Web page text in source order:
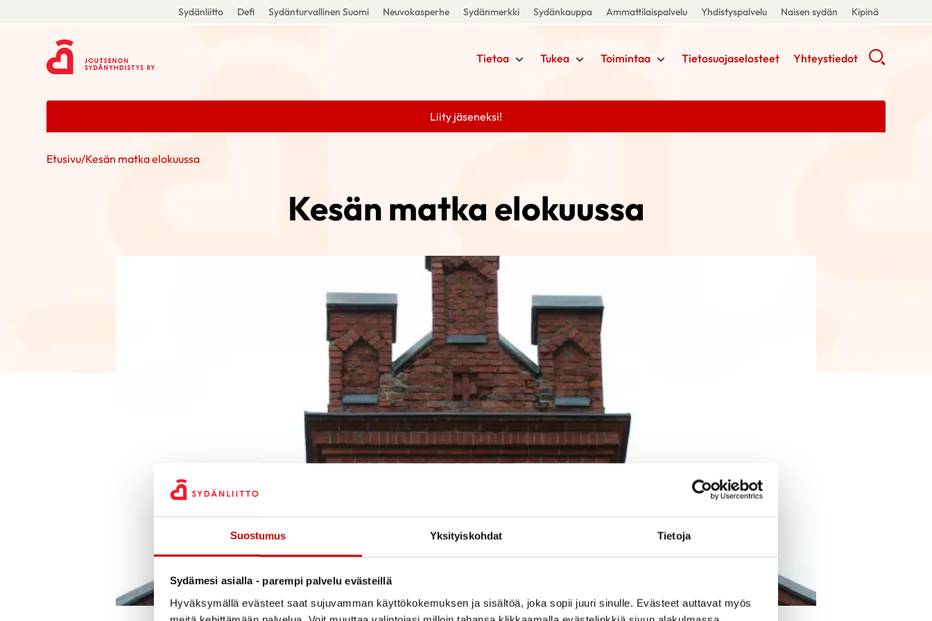
Suostumus Yksityiskohdat Tietoja
Sydämesi asialla - parempi palvelu evästeillä
Hyväksymällä evästeet saat sujuvamman käyttökokemuksen ja sisältöä, joka sopii juuri sinulle. Evästeet auttavat myös
Sydänliitto Defi Sydänturvallinen Suomi Neuvokasperhe Sydänmerkki Sydänkauppa Ammattilaispalvelu Yhdistyspalvelu Naisen sydän Kipinä
Tietoa Tukea Toimintaa Tietosuojaselosteet Yhteystiedot
Liity jäseneksi!
Etusivu/Kesän matka elokuussa
Kesän matka elokuussa